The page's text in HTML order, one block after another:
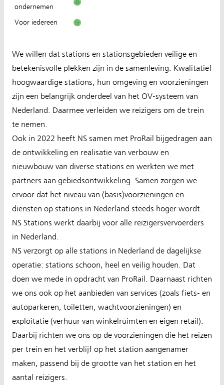
ondernemen
Voor iedereen
We willen dat stations en stationsgebieden veilige en
betekenisvolle plekken zijn in de samenleving. Kwalitatief
hoogwaardige stations, hun omgeving en voorzieningen
zijn een belangrijk onderdeel van het OV-systeem van
Nederland. Daarmee verleiden we reizigers om de trein
te nemen.
Ook in 2022 heeft NS samen met ProRail bijgedragen aan
de ontwikkeling en realisatie van verbouw en
nieuwbouw van diverse stations en werkten we met
partners aan gebiedsontwikkeling. Samen zorgen we
ervoor dat het niveau van (basis)voorzieningen en
diensten op stations in Nederland steeds hoger wordt.
NS Stations werkt daarbij voor alle reizigersvervoerders
in Nederland.
NS verzorgt op alle stations in Nederland de dagelijkse
operatie: stations schoon, heel en veilig houden. Dat
doen we mede in opdracht van ProRail. Daarnaast richten
we ons ook op het aanbieden van services (zoals fiets- en
autoparkeren, toiletten, wachtvoorzieningen) en
exploitatie (verhuur van winkelruimten en eigen retail).
Daarbij richten we ons op de voorzieningen die het reizen
per trein en het verblijf op het station aangenamer
maken, passend bij de grootte van het station en het
aantal reizigers.